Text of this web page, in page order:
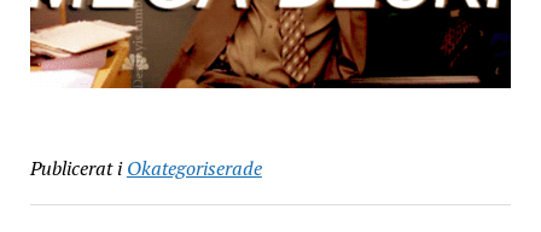
Publicerat i Okategoriserade